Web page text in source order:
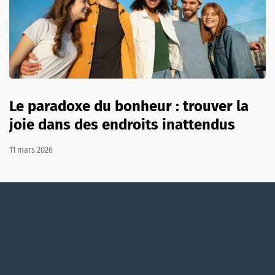
Le paradoxe du bonheur : trouver la
joie dans des endroits inattendus
11 mars 2026